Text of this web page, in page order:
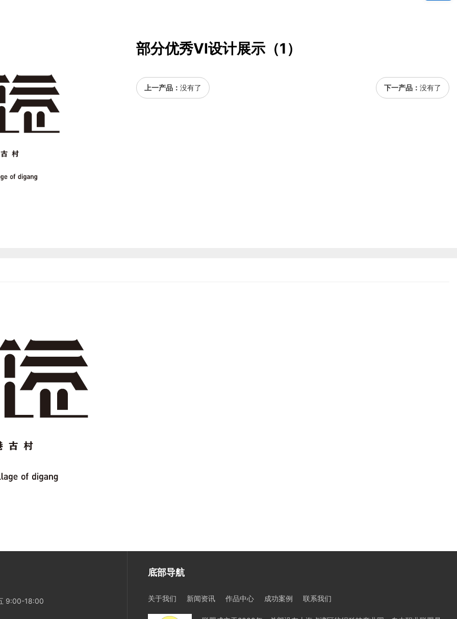
部分优秀VI设计展示（1）
上一产品： 没有了 下一产品： 没有了
9:00-18:00
底部导航
关于我们 新闻资讯 作品中心 成功案例 联系我们